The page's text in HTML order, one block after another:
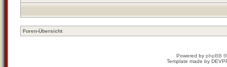
Foren-Übersicht
Powered by phpBB
Template made by